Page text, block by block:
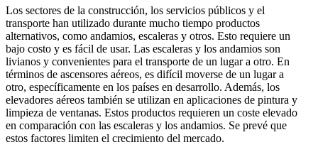
Los sectores de la construcción, los servicios públicos y el
transporte han utilizado durante mucho tiempo productos
alternativos, como andamios, escaleras y otros. Esto requiere un
bajo costo y es fácil de usar. Las escaleras y los andamios son
livianos y convenientes para el transporte de un lugar a otro. En
términos de ascensores aéreos, es difícil moverse de un lugar a
otro, específicamente en los países en desarrollo. Además, los
elevadores aéreos también se utilizan en aplicaciones de pintura y
limpieza de ventanas. Estos productos requieren un coste elevado
en comparación con las escaleras y los andamios. Se prevé que
estos factores limiten el crecimiento del mercado.